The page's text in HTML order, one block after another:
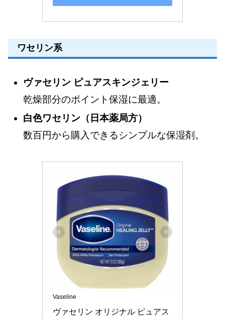
ワセリン系
ヴァセリン ピュアスキンジェリー
乾燥部分のポイント保湿に最適。
白色ワセリン（日本薬局方）
数百円から購入できるシンプルな保湿剤。
Vaseline
ヴァセリン オリジナル ピュアス